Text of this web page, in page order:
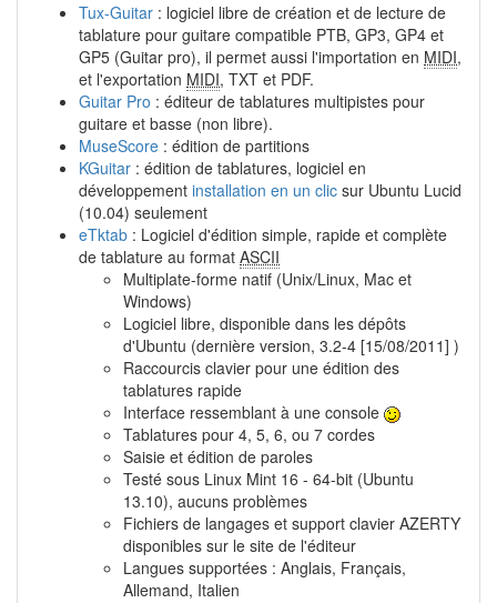
Tux-Guitar : logiciel libre de création et de lecture de
tablature pour guitare compatible PTB, GP3, GP4 et
GP5 (Guitar pro), il permet aussi l'importation en MIDI,
et l'exportation MIDI, TXT et PDF.
Guitar Pro : éditeur de tablatures multipistes pour
guitare et basse (non libre).
MuseScore : édition de partitions
KGuitar : édition de tablatures, logiciel en
développement installation en un clic sur Ubuntu Lucid
(10.04) seulement
eTktab : Logiciel d'édition simple, rapide et complète
de tablature au format ASCII
Multiplate-forme natif (Unix/Linux, Mac et
Windows)
Logiciel libre, disponible dans les dépôts
d'Ubuntu (dernière version, 3.2-4 [15/08/2011] )
Raccourcis clavier pour une édition des
tablatures rapide
Interface ressemblant à une console
Tablatures pour 4, 5, 6, ou 7 cordes
Saisie et édition de paroles
Testé sous Linux Mint 16 - 64-bit (Ubuntu
13.10), aucuns problèmes
Fichiers de langages et support clavier AZERTY
disponibles sur le site de l'éditeur
Langues supportées : Anglais, Français,
Allemand, Italien